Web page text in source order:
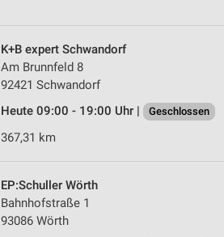
K+B expert Schwandorf
Am Brunnfeld 8
92421 Schwandorf
Heute 09:00 - 19:00 Uhr |
Geschlossen
367,31 km
EP:Schuller Wörth
Bahnhofstraße 1
93086 Wörth